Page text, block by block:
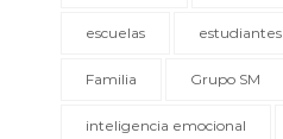
escuelas estudiantes
Familia Grupo SM
inteligencia emocional